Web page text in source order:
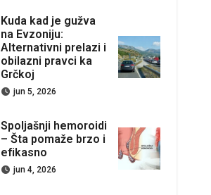
Kuda kad je gužva
na Evzoniju:
Alternativni prelazi i
obilazni pravci ka
Grčkoj
jun 5, 2026
Spoljašnji hemoroidi
– Šta pomaže brzo i
efikasno
jun 4, 2026